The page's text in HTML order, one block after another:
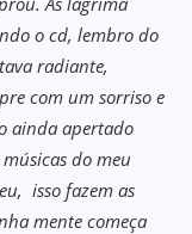
o cd, lembro do
radiante,
com um sorriso e
ainda apertado
do meu
isso fazem as
mente começa